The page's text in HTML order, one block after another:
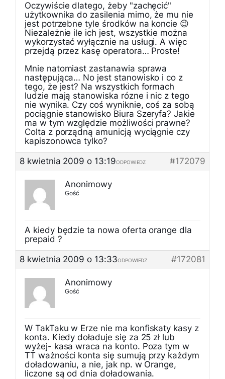
Oczywiście dlatego, żeby "zachęcić"
użytkownika do zasilenia mimo, że mu nie
jest potrzebne tyle środków na koncie 😉
Niezależnie ile ich jest, wszystkie można
wykorzystać wyłącznie na usługi. A więc
przejdą przez kasę operatora… Proste!
Mnie natomiast zastanawia sprawa
następująca… No jest stanowisko i co z
tego, że jest? Na wszystkich formach
ludzie mają stanowiska rózne i nic z tego
nie wynika. Czy coś wyniknie, coś za sobą
pociągnie stanowisko Biura Szeryfa? Jakie
ma w tym względzie możliwości prawne?
Colta z porządną amunicją wyciągnie czy
kapiszonowca tylko?
8 kwietnia 2009 o 13:19
#172079
ODPOWIEDZ
Anonimowy
Gość
A kiedy będzie ta nowa oferta orange dla
prepaid ?
8 kwietnia 2009 o 13:33
#172081
ODPOWIEDZ
Anonimowy
Gość
W TakTaku w Erze nie ma konfiskaty kasy z
konta. Kiedy doładuje się za 25 zł lub
wyżej- kasa wraca na konto. Poza tym w
TT ważności konta się sumują przy każdym
doładowaniu, a nie, jak np. w Orange,
liczone są od dnia doładowania.